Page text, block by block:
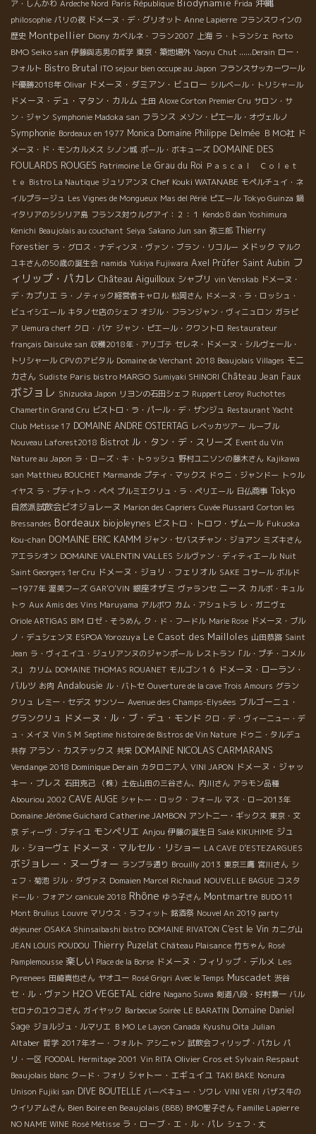
ア・しんかわ Ardeche Nord Paris République Biodynamie Frida 沖縄
philosophie パリの夜 ドメーヌ・デ・グリオット Anne Lapierre フランスワインの
歴史 Montpellier Diony カベルネ・フラン2007 上海 ラ・トランシェ Porto
BMO Seiko san 伊藤與志男の哲学 東京・築地場外 Yaoyu Chut ......Derain ロー・
フォルト Bistro Brutal ITO sejour bien occupe au Japon フランスサッカーワール
ド優勝2018年 Olivar ドメーヌ・ダミアン・ビュロー シルベール・トリシャール
ドメーヌ・デュ・マタン・カルム 土田 Aloxe Corton Premier Cru サロン・サ
ン・ジャン Symphonie Madoka san フランス メゾン・ピエール・オヴェルノ
Symphonie Bordeaux en 1977 Monica Domaine Philippe Delmée ＢＭО社 ド
メーヌ・ド・モンカルメス シノン城 ポール・ボキューズ DOMAINE DES
FOULARDS ROUGES Patrimoine Le Grau du Roi Ｐａｓｃａｌ Ｃｏｌｅｔ
ｔｅ Bistro La Nautique ジュリアンヌ Chef Kouki WATANABE モペルチュイ・ネ
イルプラージュ Les Vignes de Mongueux Mas del Périé ピエール Tokyo Guinza 鍋
イタリアのシシリア島 フランス対ウルグアイ：２：１ Kendo 8 dan Yoshimura
Kenichi Beaujolais au couchant Seiya Sakano Jun san 弥三郎 Thierry
Forestier ラ・グロス・ナディンヌ・ヴァン・ブラン・リコルー メドック マルク
ユキさんの50歳の誕生会 namida Yukiya Fujiwara Axel Prüfer Saint Aubin フ
ィリップ・パカレ Château Aiguilloux シャブリ vin Venskab ドメーヌ・
デ・カプリエ ラ・ノティック経営者キャロル 松岡さん ドメーヌ・ラ・ロッシュ・
ビュイシエール キタノセ店のシェフ オジル・フランジャン・ヴィニュロン ガラピ
ア Uemura cherf クロ・バケ ジャン・ピエール・クワントロ Restaurateur
français Daisuke san 収穫2018年・アリゴテ セレネ・ドメーヌ・シルヴェール・
トリシャール CPVのアビタル Domaine de Verchant 2018 Beaujolais Villages モニ
カさん Sudiste Paris bistro MARGO Sumiyaki SHINORI Château Jean Faux
ボジョレ Shizuoka Japon リヨンの石田シェフ Ruppert Leroy Ruchottes
Chamertin Grand Cru ビストロ・ラ・パール・デ・ザンジュ Restaurant Yacht
Club Metisse 17 DOMAINE ANDRE OSTERTAG レベッカツアー ルーブル
Nouveau Laforest2018 Bistrot ル・タン・デ・スリーズ Event du Vin
Nature au Japon ラ・ローズ・キ・トゥッシュ 野村ユニソンの藤木さん Kajikawa
san Matthieu BOUCHET Marmande プティ・マックス ドゥニ・ジャンドー トゥル
イヤス ラ・プティトゥ・ペペ プルミエクリュ・ラ・ペリエール 日仏商事 Tokyo
自然派試飲会ビオジョレーヌ Marion des Capriers Cuvée Plussard Corton les
Bressandes Bordeaux biojoleynes ビストロ・トロワ・ザムール Fukuoka
Kou-chan DOMAINE ERIC KAMM ジャン・セバスチャン・ジョアン ミズキさん
アエラシオン DOMAINE VALENTIN VALLES シルヴァン・ディティエール Nuit
Saint Georgers 1er Cru ドメーヌ・ジョリ・フェリオル SAKE コサール ボルド
ー1977年 渥美フーズ GAR'O'VIN 銀座オザミ ヴァランセ ニース カルボ・キュル
トゥ Aux Amis des Vins Maruyama アルボワ カム・アシュトラ レ・ガニヴェ
Oriole ARTIGAS BIM ロゼ・そうめん ク・ド・フードル Marie Rose ドメーヌ・ブル
ノ・デュシェンヌ ESPOA Yorozuya Le Casot des Mailloles 山田恭路 Saint
Jean ラ・ヴィエイユ・ジュリアンヌのジャンポール レストラン「ル・プチ・コメル
ス」
カリム DOMAINE THOMAS ROUANET モルゴン１６ ドメーヌ・ローラン・
バルツ お肉 Andalousie ル・バトセ Ouverture de la cave Trois Amours グラン
クリュ レミー・セデス サンソー Avenue des Champs-Elysées ブルゴーニュ・
グランクリュ ドメーヌ・ル・ブ・デュ・モンド クロ・デ・ヴィーニュー・デ
ュ・メイヌ Vin S M Septime histoire de Bistros de Vin Nature ドゥニ・タルデュ
共存 アラン・カステックス 共栄 DOMAINE NICOLAS CARMARANS
Vendange 2018 Dominique Derain カタロニア人 VINI JAPON ドメーヌ・ジャッ
キー・プレス 石田克己 （株）土佐山田の三谷さん、内川さん アラモン品種
Abouriou 2002 CAVE AUGE シャトー・ロック・フォール マス・ロー2013年
Domaine Jérôme Guichard Catherine JAMBON アントニー・ギックス 東京・文
京 ディーヴ・ブテイユ モンペリエ Anjou 伊藤の誕生日 Saké KIKUHIME ジュ
ル・ショーヴェ ドメーヌ・マルセル・リショー LA CAVE D’ESTEZARGUES
ボジョレー・ヌーヴォー ランブラ通り Brouilly 2013 東京三鷹 宮川さん シ
ェフ・菊池 ジル・ダヴァス Domaien Marcel Richaud NOUVELLE BAGUE コスタ
ドール・フォアン canicule 2018 Rhône ゆう子さん Montmartre BUDO 11
Mont Brulius Louvre マリウス・ラフィット 銘酒祭 Nouvel An 2019 party
déjeuner OSAKA Shinsaibashi bistro DOMAINE RIVATON C'est le Vin カニグ山
JEAN LOUIS POUDOU Thierry Puzelat Château Plaisance 竹ちゃん Rosé
Pamplemousse 楽しい Place de la Borse ドメーヌ・フィリップ・デルメ Les
Pyrenees 田崎真也さん ヤオユー Rosé Grigri Avec le Temps Muscadet 渋谷
セ・ル・ヴァン H2O VEGETAL cidre Nagano Suwa 剣道八段・好村兼一 バル
セロナのユウコさん ガイヤック Barbecue Soirée LE BARATIN Domaine Daniel
Sage ジョルジュ・ルマリエ ＢＭО Le Layon Canada Kyushu Oita Julian
Altaber 哲学 2017年オー・フォルト アシニャン 試飲会フィリップ・パカレ パ
リ・一区 FOODAL Hermitage 2001 Vin RITA Olivier Cros et Sylvain Respaut
Beaujolais blanc クード・フォリ シャトー・エギュイユ TAKI BAKE Nonura
Unison Fujiki san DIVE BOUTELLE バーベキュー・ソワレ VINI VERI バザス牛の
ウイリアムさん Bien Boire en Beaujolais (BBB) BMO聖子さん Famille Lapierre
NO NAME WINE Rosé Métisse ラ・ローブ・エ・ル・パレ シェフ・丈